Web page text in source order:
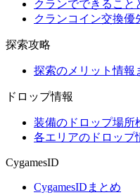
クランでできること
クランコイン交換優
探索攻略
探索のメリット情報
ドロップ情報
装備のドロップ場所
各エリアのドロップ
CygamesID
CygamesIDまとめ